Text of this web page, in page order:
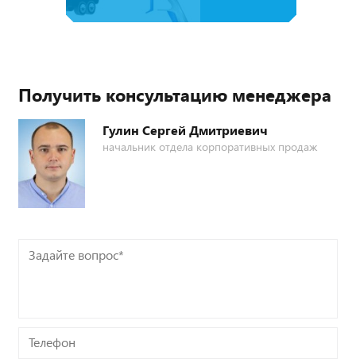
Получить консультацию менеджера
Гулин Сергей Дмитриевич
начальник отдела корпоративных продаж
Задайте
Телефон